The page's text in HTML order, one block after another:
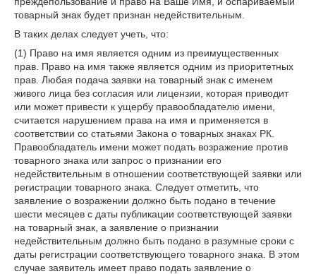
товарный знак будет признан недействительным.
В таких делах следует учеть, что:
(1) Право на имя является одним из преимущественных
прав. Право на имя также является одним из приоритетных
прав. Любая подача заявки на товарный знак с именем
живого лица без согласия или лицензии, которая приводит
или может привести к ущербу правообладателю имени,
считается нарушением права на имя и применяется в
соответствии со статьями Закона о товарных знаках РК.
Правообладатель имени может подать возражение против
товарного знака или запрос о признании его
недействительным в отношении соответствующей заявки или
регистрации товарного знака. Следует отметить, что
заявление о возражении должно быть подано в течение
шести месяцев с даты публикации соответствующей заявки
на товарный знак, а заявление о признании
недействительным должно быть подано в разумные сроки с
даты регистрации соответствующего товарного знака. В этом
случае заявитель имеет право подать заявление о